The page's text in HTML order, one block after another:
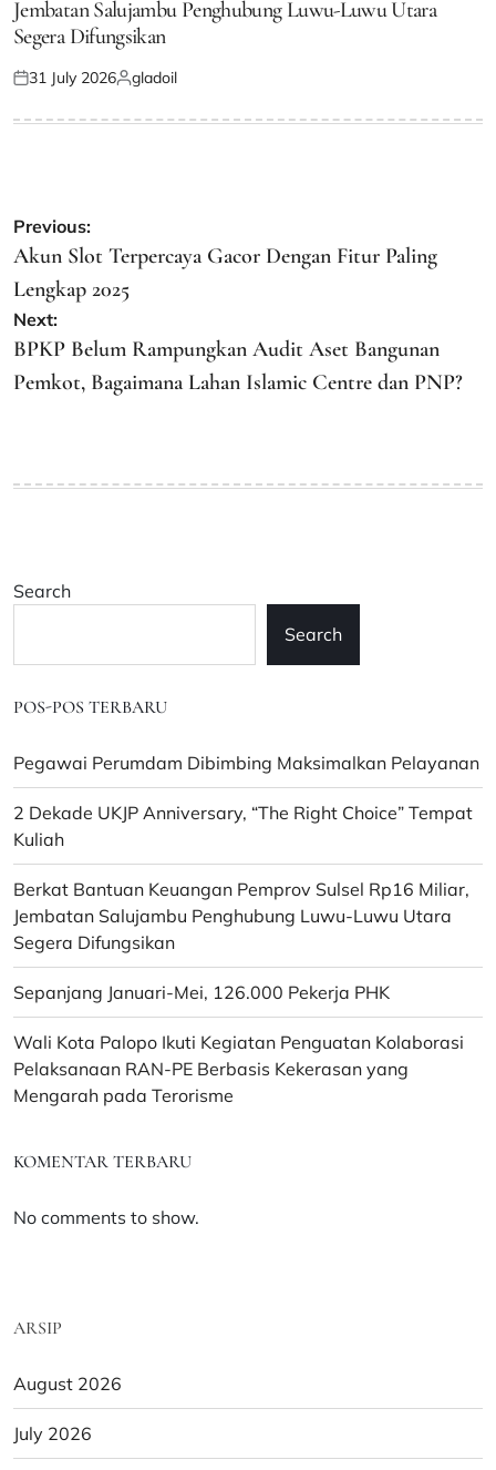
Jembatan Salujambu Penghubung Luwu-Luwu Utara
Segera Difungsikan
Posted
31 July 2026Posted
gladoil
Post
navigation
Previous:
Akun Slot Terpercaya Gacor Dengan Fitur Paling
Lengkap 2025
Next:
BPKP Belum Rampungkan Audit Aset Bangunan
Pemkot, Bagaimana Lahan Islamic Centre dan PNP?
Search
Search
POS-POS TERBARU
Pegawai Perumdam Dibimbing Maksimalkan Pelayanan
2 Dekade UKJP Anniversary, “The Right Choice” Tempat
Kuliah
Berkat Bantuan Keuangan Pemprov Sulsel Rp16 Miliar,
Jembatan Salujambu Penghubung Luwu-Luwu Utara
Segera Difungsikan
Sepanjang Januari-Mei, 126.000 Pekerja PHK
Wali Kota Palopo Ikuti Kegiatan Penguatan Kolaborasi
Pelaksanaan RAN-PE Berbasis Kekerasan yang
Mengarah pada Terorisme
KOMENTAR TERBARU
No comments to show.
ARSIP
August 2026
July 2026